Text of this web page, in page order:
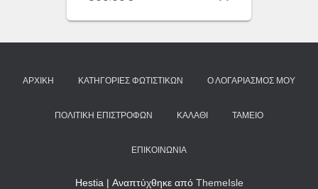
ΑΡΧΙΚΉ ΚΑΤΗΓΟΡΊΕΣ ΦΩΤΙΣΤΙΚΏΝ Ο ΛΟΓΑΡΙΑΣΜΌΣ ΜΟΥ
ΠΟΛΙΤΙΚΉ ΕΠΙΣΤΡΟΦΏΝ ΚΑΛΆΘΙ ΤΑΜΕΊΟ
ΕΠΙΚΟΙΝΩΝΊΑ
Hestia | Αναπτύχθηκε από ThemeIsle